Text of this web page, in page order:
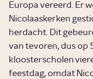
Europa vereerd. Er
Nicolaaskerken
herdacht. Dit
van tevoren, dus op
kloosterscholen
feestdag, omdat